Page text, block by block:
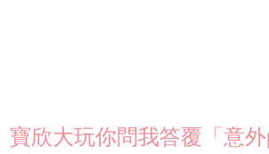
寶欣大玩你問我答覆「意外